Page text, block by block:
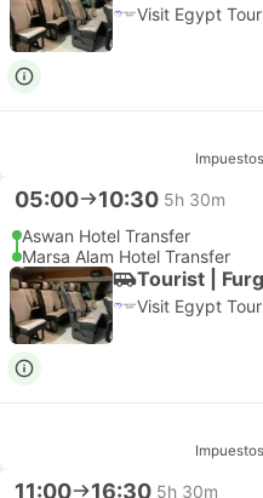
Visit Egypt
05:00 10:30 5h 30m
Aswan Hotel Transfer
Marsa Alam Hotel Transfer
Tourist |
Visit Egypt
11:00 16:30 5h 30m